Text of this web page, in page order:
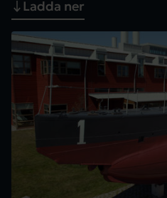
Ladda ner